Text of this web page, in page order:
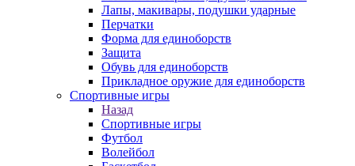
Лапы, макивары, подушки ударные
Перчатки
Форма для единоборств
Защита
Обувь для единоборств
Прикладное оружие для единоборств
Спортивные игры
Назад
Спортивные игры
Футбол
Волейбол